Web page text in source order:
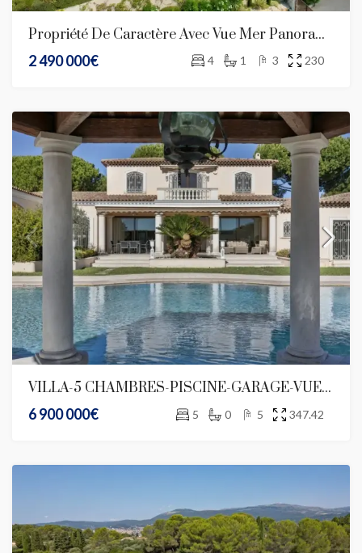
Propriété De Caractère Avec Vue Mer Panoramique – Nice Gairaut
2 490 000€
4 1 3 230
VILLA-5 CHAMBRES-PISCINE-GARAGE-VUE MER-DOMAINE PRIVE
6 900 000€
5 0 5 347.42